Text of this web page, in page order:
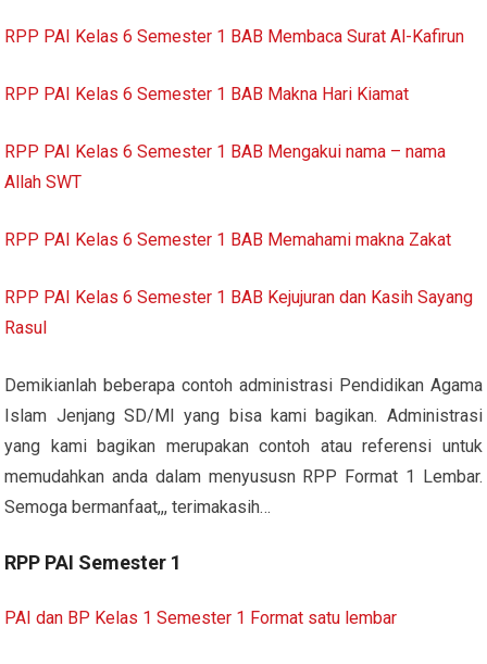
RPP PAI Kelas 6 Semester 1 BAB Membaca Surat Al-Kafirun
RPP PAI Kelas 6 Semester 1 BAB Makna Hari Kiamat
RPP PAI Kelas 6 Semester 1 BAB Mengakui nama – nama
Allah SWT
RPP PAI Kelas 6 Semester 1 BAB Memahami makna Zakat
RPP PAI Kelas 6 Semester 1 BAB Kejujuran dan Kasih Sayang
Rasul
Demikianlah beberapa contoh administrasi Pendidikan Agama
Islam Jenjang SD/MI yang bisa kami bagikan. Administrasi
yang kami bagikan merupakan contoh atau referensi untuk
memudahkan anda dalam menyususn RPP Format 1 Lembar.
Semoga bermanfaat,,, terimakasih…
RPP PAI Semester 1
PAI dan BP Kelas 1 Semester 1 Format satu lembar